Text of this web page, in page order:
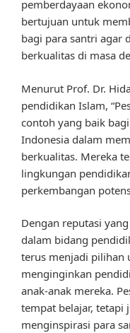
pemberdayaan
bertujuan untuk
bagi para santri agar
berkualitas di masa
Menurut Prof. Dr.
pendidikan Islam,
contoh yang baik
Indonesia dalam
berkualitas. Mereka
lingkungan
perkembangan
Dengan reputasi
dalam bidang
terus menjadi pilihan
menginginkan
anak-anak mereka.
tempat belajar, tetapi
menginspirasi para